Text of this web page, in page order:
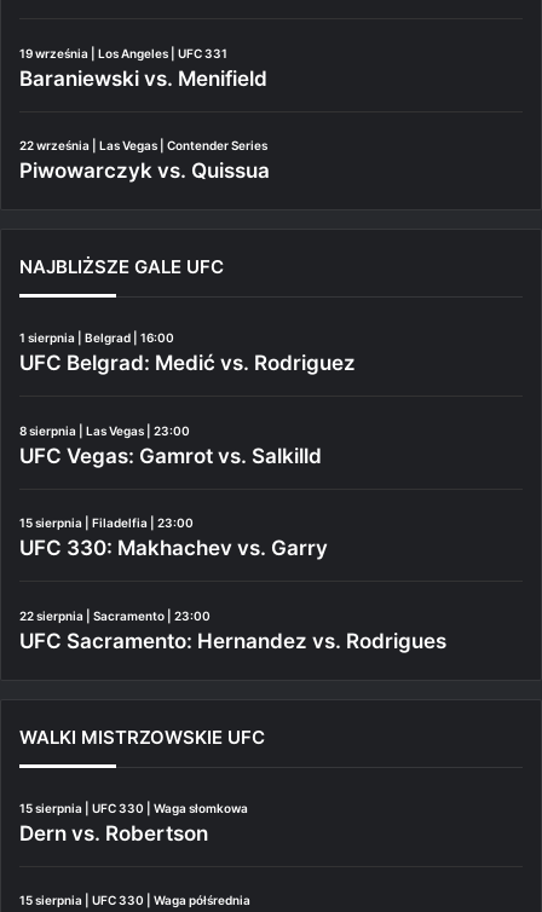
19 września | Los Angeles | UFC 331
Baraniewski vs. Menifield
22 września | Las Vegas | Contender Series
Piwowarczyk vs. Quissua
NAJBLIŻSZE GALE UFC
1 sierpnia | Belgrad | 16:00
UFC Belgrad: Medić vs. Rodriguez
8 sierpnia | Las Vegas | 23:00
UFC Vegas: Gamrot vs. Salkilld
15 sierpnia | Filadelfia | 23:00
UFC 330: Makhachev vs. Garry
22 sierpnia | Sacramento | 23:00
UFC Sacramento: Hernandez vs. Rodrigues
WALKI MISTRZOWSKIE UFC
15 sierpnia | UFC 330 | Waga słomkowa
Dern vs. Robertson
15 sierpnia | UFC 330 | Waga półśrednia